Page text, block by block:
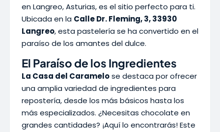
en Langreo, Asturias, es el sitio perfecto para ti.
Ubicada en la Calle Dr. Fleming, 3, 33930
Langreo, esta pastelería se ha convertido en el
paraíso de los amantes del dulce.
El Paraíso de los Ingredientes
La Casa del Caramelose destaca por ofrecer
una amplia variedad de ingredientes para
repostería, desde los más básicos hasta los
más especializados. ¿Necesitas chocolate en
grandes cantidades? ¡Aquí lo encontrarás! Este